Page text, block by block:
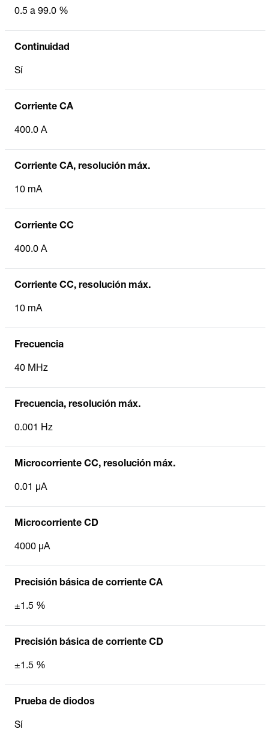
0.5 a 99.0 %
Continuidad
Sí
Corriente CA
400.0 A
Corriente CA, resolución máx.
10 mA
Corriente CC
400.0 A
Corriente CC, resolución máx.
10 mA
Frecuencia
40 MHz
Frecuencia, resolución máx.
0.001 Hz
Microcorriente CC, resolución máx.
0.01 µA
Microcorriente CD
4000 µA
Precisión básica de corriente CA
±1.5 %
Precisión básica de corriente CD
±1.5 %
Prueba de diodos
Sí